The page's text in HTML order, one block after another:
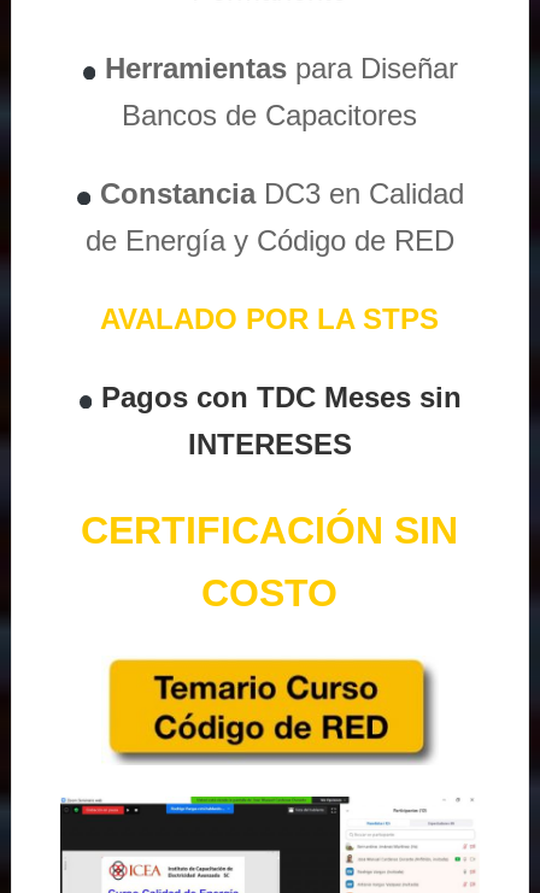
Herramientas para Diseñar
Bancos de Capacitores
ConstanciaDC3 en Calidad
de Energía y Código de RED
AVALADO POR LA STPS
Pagos con TDC Meses sin
INTERESES
CERTIFICACIÓN SIN
COSTO